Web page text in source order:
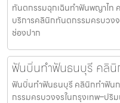
ทันตกรรมฉุกเฉินทำฟันพญาไท
บริการคลินิกทันตกรรมครบวง
ช่องปาก
ฟันบิ่นทำฟันธนบุรี คลินิ
ฟันบิ่นทำฟันธนบุรี คลินิกทำฟัน
กรรมครบวงจรในกรุงเทพ–ป